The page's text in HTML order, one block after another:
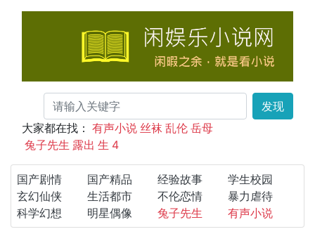
发现
大家都在找： 有声小说 丝袜 乱伦 岳母
兔子先生 露出 生 4
国产剧情 国产精品 经验故事
学生校园
玄幻仙侠
生活都市 不伦恋情
暴力虐待
科学幻想
明星偶像 兔子先生 有声小说